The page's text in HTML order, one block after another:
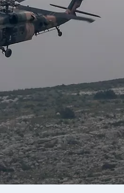
, °C
, 27°C
, 27°C
Русе
Сливен, 23°C
20
София, 28°C
Стара Загора, 24°C
, 24°C
, 25°C
, 23°C
, 24°C